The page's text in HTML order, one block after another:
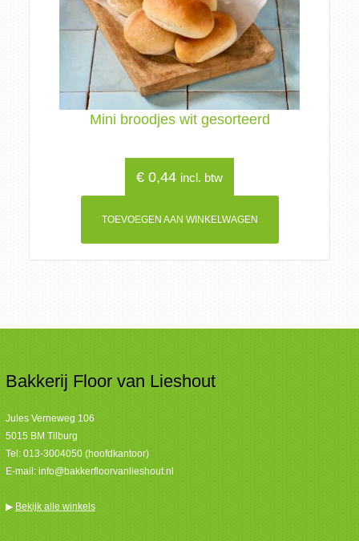
Mini broodjes wit gesorteerd
€ 0,44 incl. btw
TOEVOEGEN AAN WINKELWAGEN
Bakkerij Floor van Lieshout
Jules Verneweg 106
5015 BM Tilburg
Tel: 013-3004050 (hoofdkantoor)
E-mail: info@bakkerfloorvanlieshout.nl
▶ Bekijk alle winkels